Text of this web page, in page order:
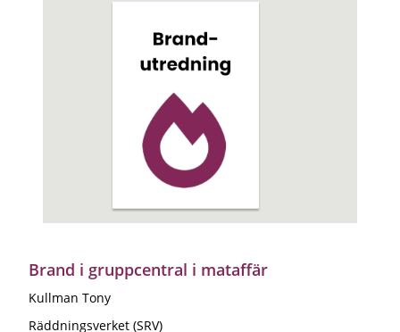
Brand i gruppcentral i mataffär
Kullman Tony
Räddningsverket (SRV)